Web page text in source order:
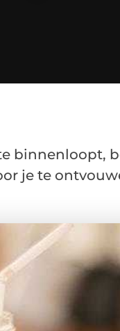
binnenloopt,
je te